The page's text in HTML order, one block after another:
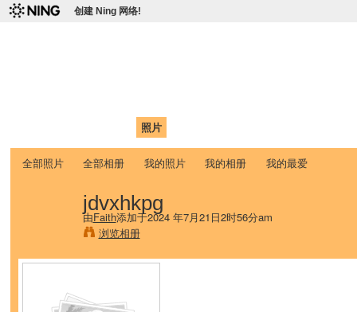
创建 Ning 网络!
照片
全部照片 全部相册 我的照片 我的相册 我的最爱
jdvxhkpg
由Faith添加于2024 年7月21日2时56分am
浏览相册